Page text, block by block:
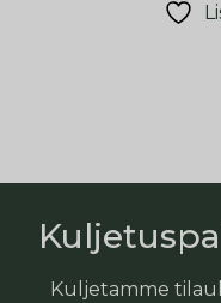
Kuljetamme